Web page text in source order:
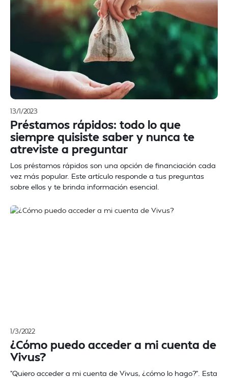
13/1/2023
Préstamos rápidos: todo lo que
siempre quisiste saber y nunca te
atreviste a preguntar
Los préstamos rápidos son una opción de financiación cada
vez más popular. Este artículo responde a tus preguntas
sobre ellos y te brinda información esencial.
1/3/2022
¿Cómo puedo acceder a mi cuenta de
Vivus?
"Quiero acceder a mi cuenta de Vivus, ¿cómo lo hago?". Esta